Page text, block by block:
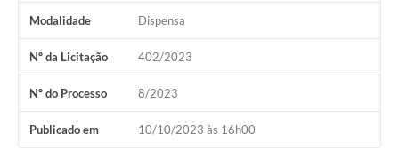
Modalidade Dispensa
Nº da Licitação 402/2023
Nº do Processo 8/2023
Publicado em 10/10/2023 às 16h00